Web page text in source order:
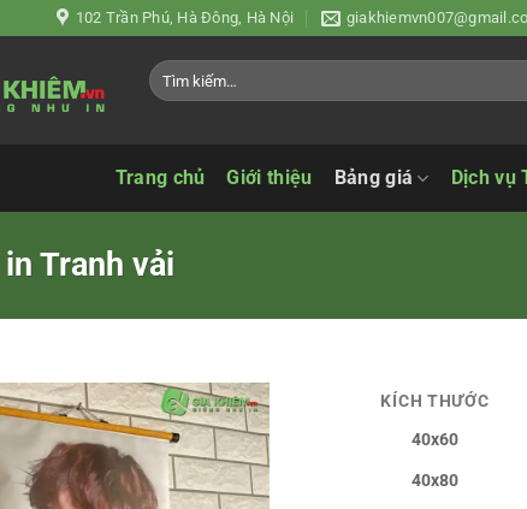
102 Trần Phú, Hà Đông, Hà Nội
Tìm
kiếm:
Trang chủ Giới thiệu Bảng giá Dịch vụ
Tranh vải
KÍCH THƯỚC
40x60
40x80